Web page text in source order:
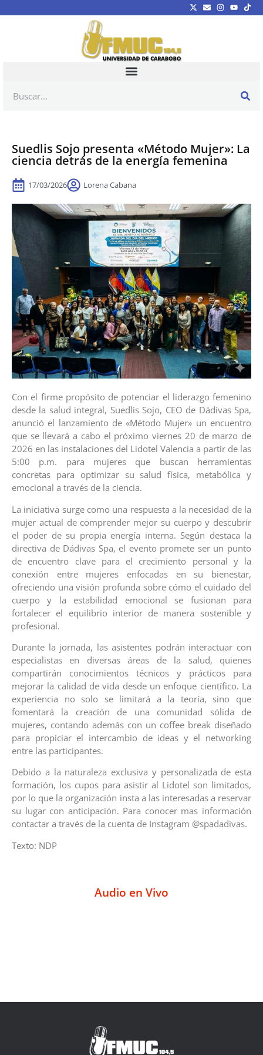
Suedlis Sojo presenta «Método Mujer»: La
ciencia detrás de la energía femenina
17/03/2026 Lorena Cabana
Con el firme propósito de potenciar el liderazgo femenino
desde la salud integral, Suedlis Sojo, CEO de Dádivas Spa,
anunció el lanzamiento de «Método Mujer» un encuentro
que se llevará a cabo el próximo viernes 20 de marzo de
2026 en las instalaciones del Lidotel Valencia a partir de las
5:00 p.m. para mujeres que buscan herramientas
concretas para optimizar su salud física, metabólica y
emocional a través de la ciencia.
La iniciativa surge como una respuesta a la necesidad de la
mujer actual de comprender mejor su cuerpo y descubrir
el poder de su propia energía interna. Según destaca la
directiva de Dádivas Spa, el evento promete ser un punto
de encuentro clave para el crecimiento personal y la
conexión entre mujeres enfocadas en su bienestar,
ofreciendo una visión profunda sobre cómo el cuidado del
cuerpo y la estabilidad emocional se fusionan para
fortalecer el equilibrio interior de manera sostenible y
profesional.
Durante la jornada, las asistentes podrán interactuar con
especialistas en diversas áreas de la salud, quienes
compartirán conocimientos técnicos y prácticos para
mejorar la calidad de vida desde un enfoque científico. La
experiencia no solo se limitará a la teoría, sino que
fomentará la creación de una comunidad sólida de
mujeres, contando además con un coffee break diseñado
para propiciar el intercambio de ideas y el networking
entre las participantes.
Debido a la naturaleza exclusiva y personalizada de esta
formación, los cupos para asistir al Lidotel son limitados,
por lo que la organización insta a las interesadas a reservar
su lugar con anticipación. Para conocer mas información
contactar a través de la cuenta de Instagram @spadadivas.
Texto: NDP
Audio en Vivo